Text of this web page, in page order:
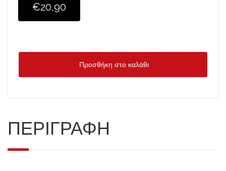
€20,90
Προσθήκη στο καλάθι
ΠΕΡΙΓΡΑΦΗ